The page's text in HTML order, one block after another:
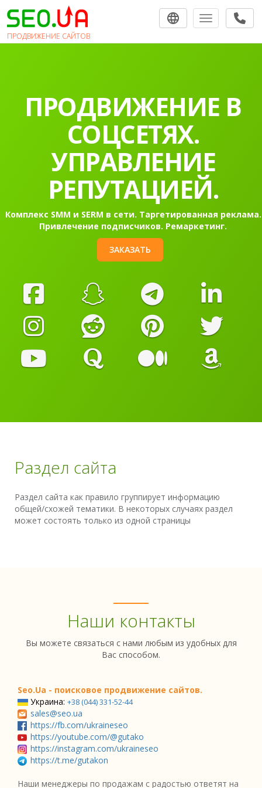
ПРОДВИЖЕНИЕ САЙТОВ
Toggle
ПРОДВИЖЕНИЕ В
СОЦСЕТЯХ.
УПРАВЛЕНИЕ
РЕПУТАЦИЕЙ.
Комплекс SMM и SERM в сети. Таргетированная реклама.
Привлечение подписчиков. Ремаркетинг.
ЗАКАЗАТЬ
Раздел сайта
Раздел сайта как правило группирует информацию
общей/схожей тематики. В некоторых случаях раздел
может состоять только из одной страницы
Наши контакты
Вы можете связаться с нами любым из удобных для
Вас способом.
Seo.Ua - поисковое продвижение сайтов.
Украина: +38 (044) 331-52-44
sales@seo.ua
https://fb.com/ukraineseo
https://youtube.com/@gutako
https://instagram.com/ukraineseo
https://t.me/gutakon
Наши менеджеры по продажам с радостью ответят на